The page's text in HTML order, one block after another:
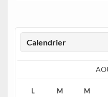
Calendrier
L M M